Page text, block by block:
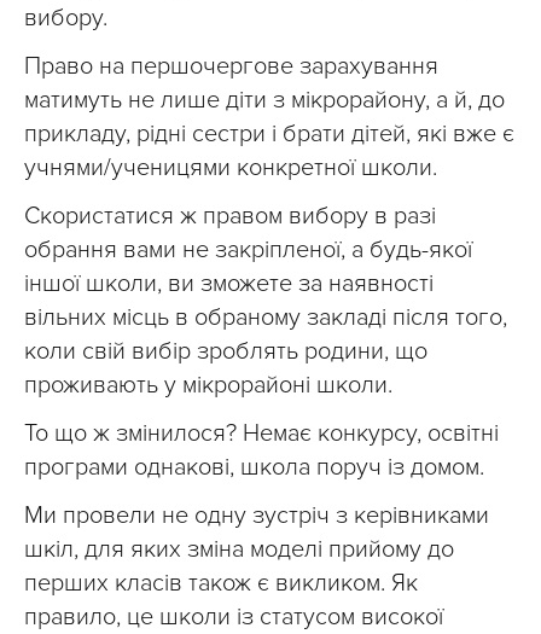
вибору.
Право на першочергове зарахування
матимуть не лише діти з мікрорайону, а й, до
прикладу, рідні сестри і брати дітей, які вже є
учнями/ученицями конкретної школи.
Скористатися ж правом вибору в разі
обрання вами не закріпленої, а будь-якої
іншої школи, ви зможете за наявності
вільних місць в обраному закладі після того,
коли свій вибір зроблять родини, що
проживають у мікрорайоні школи.
То що ж змінилося? Немає конкурсу, освітні
програми однакові, школа поруч із домом.
Ми провели не одну зустріч з керівниками
шкіл, для яких зміна моделі прийому до
перших класів також є викликом. Як
правило, це школи із статусом високої